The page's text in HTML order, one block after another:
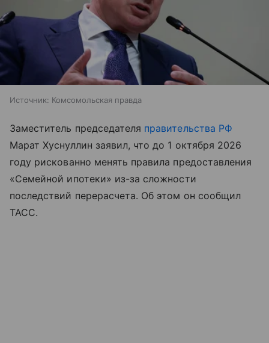
Источник: Комсомольская правда
Заместитель председателя правительства РФ
Марат Хуснуллин заявил, что до 1 октября 2026
году рискованно менять правила предоставления
«Семейной ипотеки» из-за сложности
последствий перерасчета. Об этом он сообщил
ТАСС.